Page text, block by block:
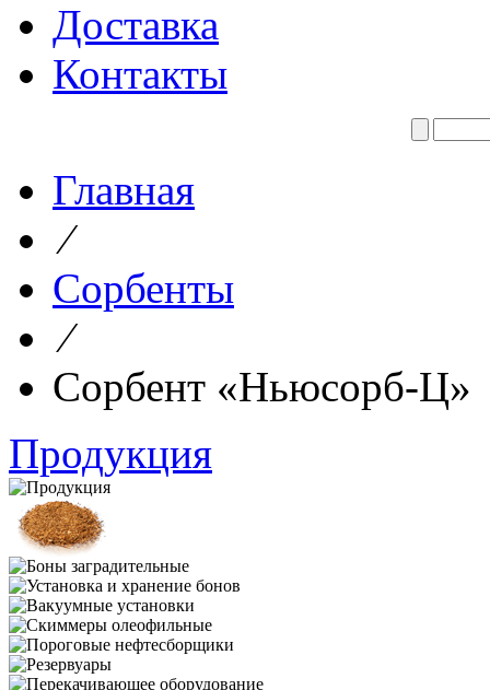
Доставка
Контакты
Главная
⁄
Сорбенты
⁄
Сорбент «Ньюсорб-Ц»
Продукция